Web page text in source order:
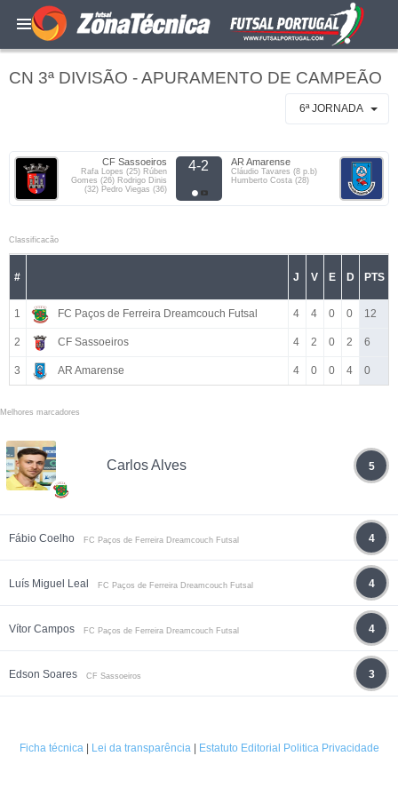
CN 3ª DIVISÃO - APURAMENTO DE CAMPEÃO
6ª JORNADA
CF Sassoeiros
Rafa Lopes (25) Rúben
Gomes (26) Rodrigo Dinis
(32) Pedro Viegas (36)
4-2 AR Amarense
Cláudio Tavares (8 p.b)
Humberto Costa (28)
Classificacão
# J V E D PTS
1 FC Paços de Ferreira Dreamcouch Futsal 4 4 0 0 12
2 CF Sassoeiros 4 2 0 2 6
3 AR Amarense 4 0 0 4 0
Melhores marcadores
Carlos Alves 5
Fábio Coelho FC Paços de Ferreira Dreamcouch Futsal 4
Luís Miguel Leal FC Paços de Ferreira Dreamcouch Futsal 4
Vítor Campos FC Paços de Ferreira Dreamcouch Futsal 4
Edson Soares CF Sassoeiros 3
Ficha técnica| Lei da transparência| Estatuto Editorial Politica Privacidade